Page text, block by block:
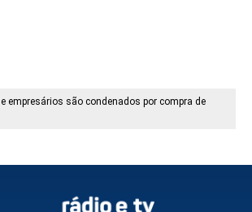
empresários são condenados por compra de